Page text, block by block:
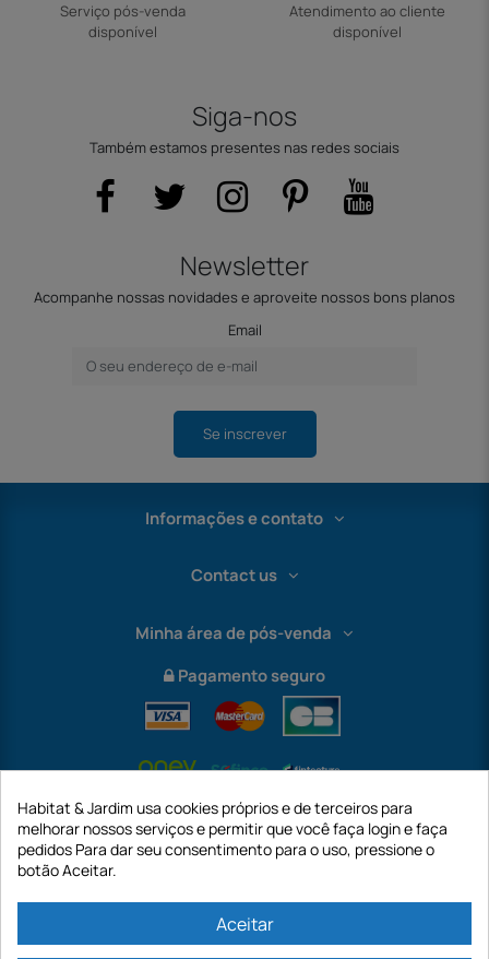
Serviço pós-venda
disponível
Atendimento ao cliente
disponível
Siga-nos
Também estamos presentes nas redes sociais
Newsletter
Acompanhe nossas novidades e aproveite nossos bons planos
Email
Se inscrever
Informações e contato
Contact us
Minha área de pós-venda
Pagamento seguro
Habitat & Jardim usa cookies próprios e de terceiros para
melhorar nossos serviços e permitir que você faça login e faça
pedidos Para dar seu consentimento para o uso, pressione o
botão Aceitar.
Aceitar